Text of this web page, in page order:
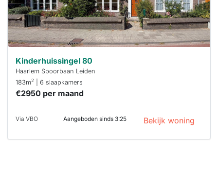
Kinderhuissingel 80
Haarlem Spoorbaan Leiden
183m2 | 6 slaapkamers
€2950 per maand
Via VBO Aangeboden sinds 3:25 Bekijk woning